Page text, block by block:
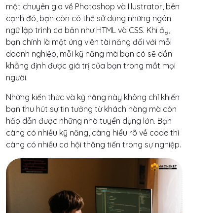
một chuyên gia về Photoshop và Illustrator, bên
cạnh đó, bạn còn có thể sử dụng những ngôn
ngữ lập trình cơ bản như HTML và CSS. Khi ấy,
bạn chính là một ứng viên tài năng đối với mỗi
doanh nghiệp, mỗi kỹ năng mà bạn có sẽ dần
khẳng định được giá trị của bạn trong mắt mọi
người.
Những kiến thức và kỹ năng này không chỉ khiến
bạn thu hút sự tin tưởng từ khách hàng mà còn
hấp dẫn được những nhà tuyển dụng lớn. Bạn
càng có nhiều kỹ năng, càng hiểu rõ về code thì
càng có nhiều cơ hội thăng tiến trong sự nghiệp.